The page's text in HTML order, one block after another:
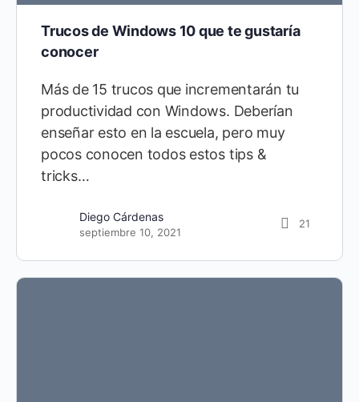
Trucos de Windows 10 que te gustaría
conocer
Más de 15 trucos que incrementarán tu
productividad con Windows. Deberían
enseñar esto en la escuela, pero muy
pocos conocen todos estos tips &
tricks…
Diego Cárdenas
septiembre 10, 2021
21